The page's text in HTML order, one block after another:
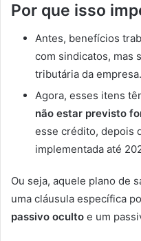
Por que isso
Antes, benefícios
com sindicatos, mas
tributária da empresa.
Agora, esses itens
não estar previsto
esse crédito, depois
implementada até
Ou seja, aquele plano de
uma cláusula específica
passivo oculto e um